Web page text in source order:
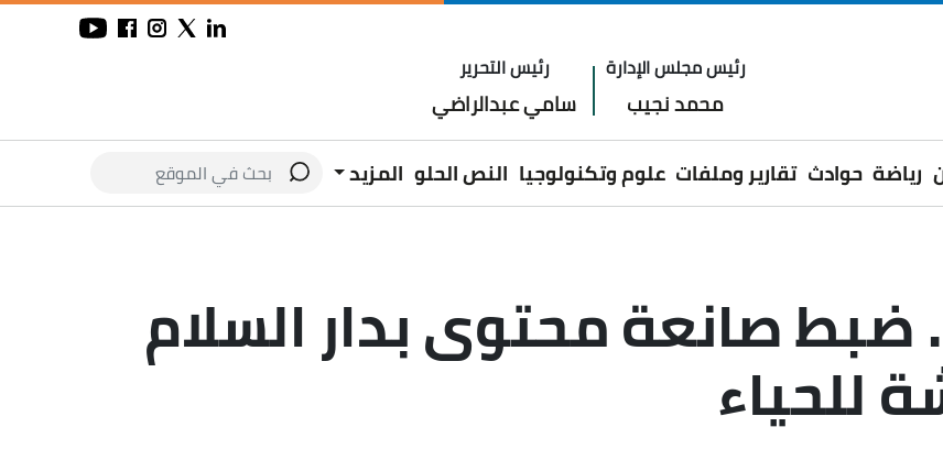
رئيس مجلس الإدارة
محمد نجيب
رئيس التحرير
سامي عبدالراضي
رياضة حوادث تقارير وملفات علوم وتكنولوجيا النص الحلو المزيد
صانعة محتوى بدار السلام
للحياء